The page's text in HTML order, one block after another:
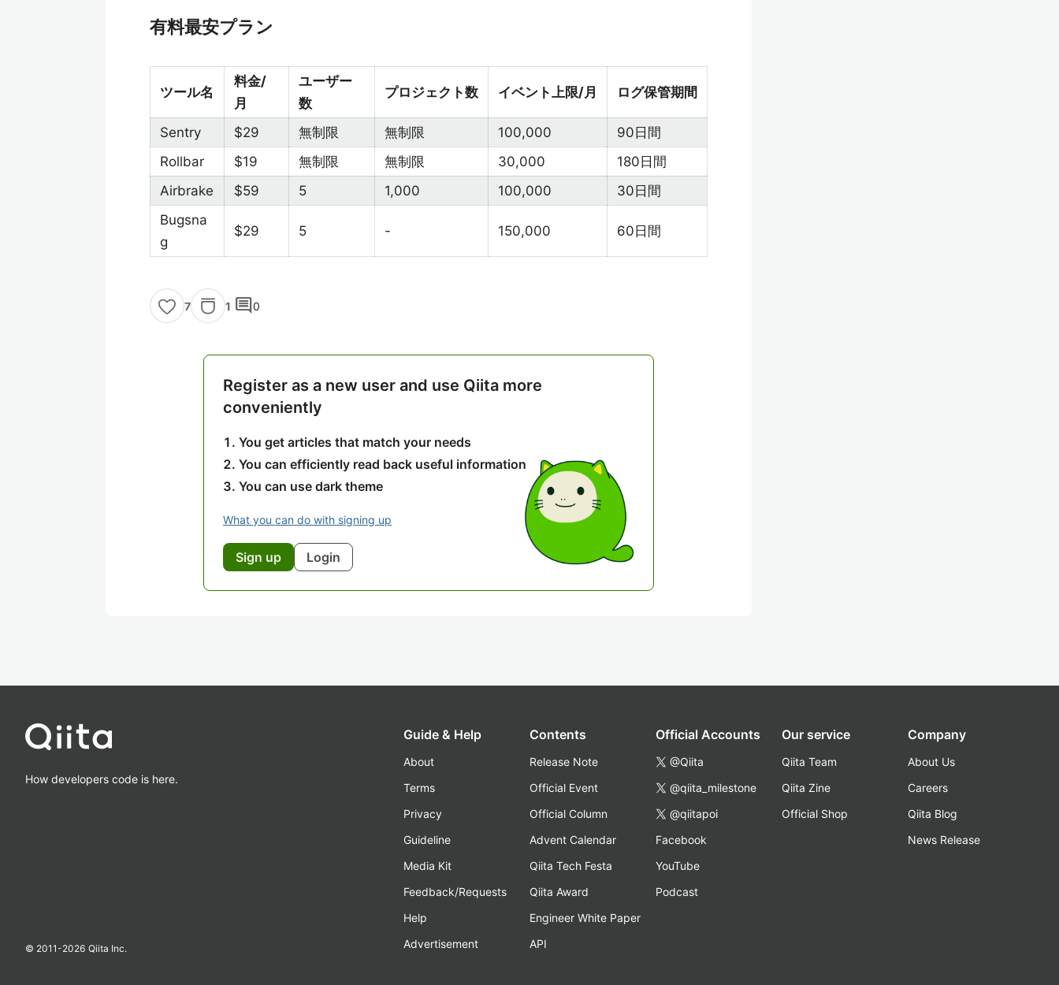
有料最安プラン
ツール名
料金/
月
ユーザー
数
プロジェクト数 イベント上限/月 ログ保管期間
Sentry $29 無制限 無制限 100,000
90日間
Rollbar
$19 無制限 無制限 30,000
180日間
Airbrake
$59 5 1,000 100,000
30日間
Bugsna
g
$29 5 - 150,000 60日間
7 1 comment0
Register as a new user and use Qiita more
conveniently
You get articles that match your needs
You can efficiently read back useful information
You can use dark theme
What you can do with signing up
Sign up Login
How developers code is here.
© 2011-2026 Qiita Inc.
Guide & Help
About
Terms
Privacy
Guideline
Media Kit
Feedback/Requests
Help
Advertisement
Contents
Release Note
Official Event
Official Column
Advent Calendar
Qiita Tech Festa
Qiita Award
Engineer White Paper
API
Official Accounts
@Qiita
@qiita_milestone
@qiitapoi
Facebook
YouTube
Podcast
Our service
Qiita Team
Qiita Zine
Official Shop
Company
About Us
Careers
Qiita Blog
News Release